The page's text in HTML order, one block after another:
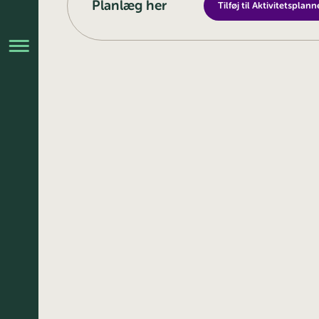
Planlæg her Tilføj til